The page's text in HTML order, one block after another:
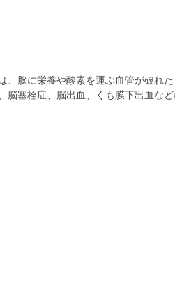
、脳に栄養や酸素を運ぶ血管が破れ
脳塞栓症、脳出血、くも膜下出血な